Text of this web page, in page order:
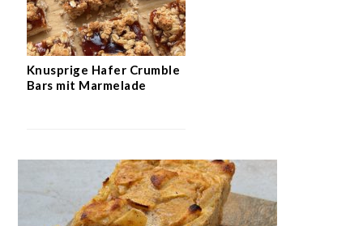
Knusprige Hafer Crumble
Bars mit Marmelade